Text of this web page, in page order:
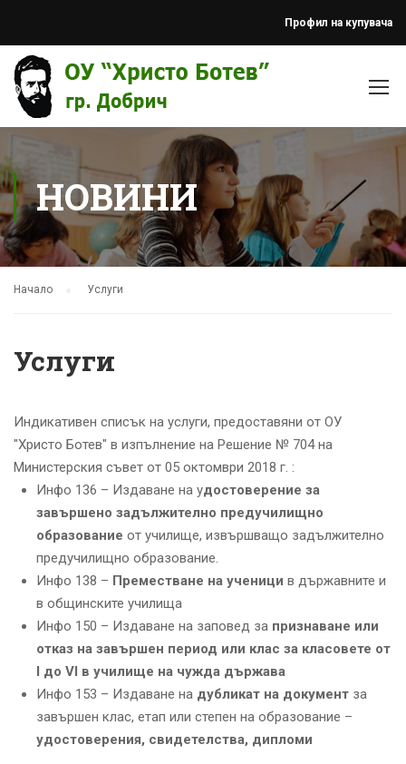
Профил на купувача
НОВИНИ
Начало Услуги
Услуги
Индикативен списък на услуги, предоставяни от ОУ
"Христо Ботев" в изпълнение на Решение № 704 на
Министерския съвет от 05 октомври 2018 г. :
Инфо 136 – Издаване на удостоверение за
завършено задължително предучилищно
образование от училище, извършващо задължително
предучилищно образование.
Инфо 138 – Преместване на ученици в държавните и
в общинските училища
Инфо 150 – Издаване на заповед за признаване или
отказ на завършен период или клас за класовете от
I до VI в училище на чужда държава
Инфо 153 – Издаване на дубликат на документ за
завършен клас, етап или степен на образование –
удостоверения, свидетелства, дипломи